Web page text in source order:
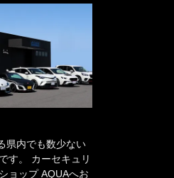
県内でも数少ない
す。 カーセキュリ
ョップ AQUAへお